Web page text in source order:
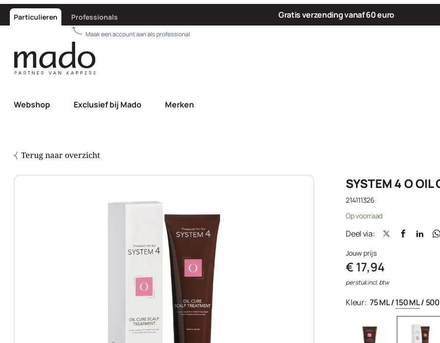
Particulieren Professionals Gratis verzending vanaf 60 euro
Webshop Exclusief bij Mado Merken
Terug naar overzicht
SYSTEM 4 O OIL
214111326
Op voorraad
Deel via:
Jouw prijs
€ 17,94
per stuk incl. btw
Kleur: 75 ML/150 ML/